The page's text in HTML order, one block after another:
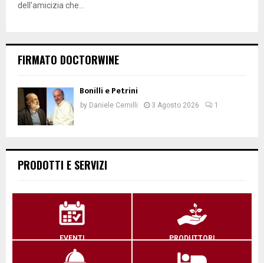
dell’amicizia che...
FIRMATO DOCTORWINE
Bonilli e Petrini
by Daniele Cernilli 3 Agosto 2026 1
PRODOTTI E SERVIZI
EVENTI PRODUTTORI